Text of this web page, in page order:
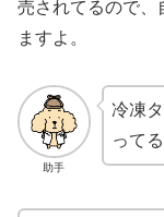
売されてるので、
ますよ。
助手
冷凍
ってる